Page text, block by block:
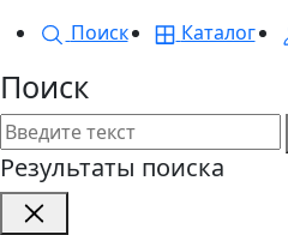
Поиск
Каталог
Поиск
Результаты поиска